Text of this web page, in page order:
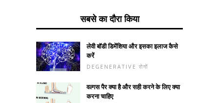
सबसे का दौरा किया
लेवी बॉडी डिमेंशिया और इसका इलाज कैसे
करें
DEGENERATIVE रोगों
वल्गस पैर क्या है और सही करने के लिए क्या
करना चाहिए